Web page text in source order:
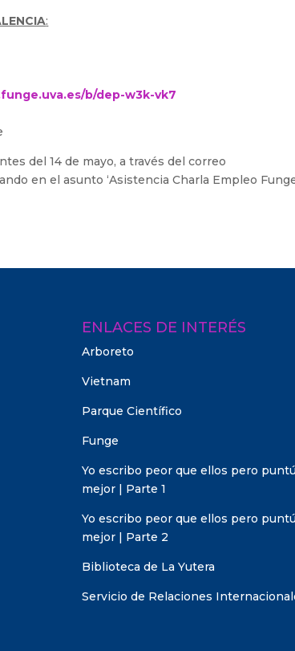
:
b/dep-w3k-vk7
del 14 de mayo, a través del correo
en el asunto ‘Asistencia Charla Empleo
ENLACES DE INTERÉS
Arboreto
Vietnam
Parque Científico
Funge
Yo escribo peor que ellos pero
mejor | Parte 1
Yo escribo peor que ellos pero
mejor | Parte 2
Biblioteca de La Yutera
Servicio de Relaciones